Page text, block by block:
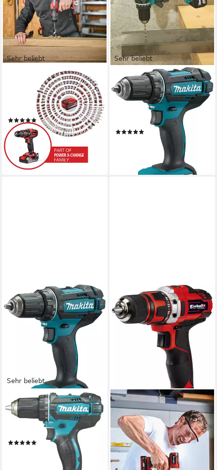
Sehr beliebt
Akku-Schlagbohrschrauber
TE-CD 18/44 Li-i, (Set), inkl.
Akku und Ladegerät
(104)
59,99 € UVP100,95 €
lieferbar - in 1-2 Werktagen bei dir
Sehr beliebt
MAKITA
Akku-Bohrschrauber
DDF482RFJ, max. 1900
U/min, inkl. 2 Akkus 18V/3Ah,
Ladegerät und Koffer
(583)
UVP 256,00 €
lieferbar - in 1-2 Werktagen bei dir
Sehr beliebt
MAKITA
Akku-Bohrschrauber
DDF482Z, max. 1900 U/min,
ohne Akku und Ladegerät
UVP96,00 €